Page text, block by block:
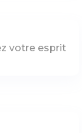
votre esprit